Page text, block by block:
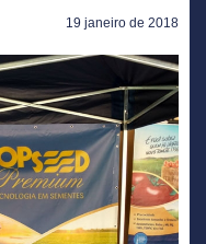
19 janeiro de 2018